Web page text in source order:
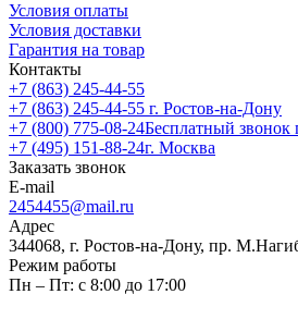
Условия оплаты
Условия доставки
Гарантия на товар
Контакты
+7 (863) 245-44-55
+7 (863) 245-44-55 г. Ростов-на-Дону
+7 (800) 775-08-24Бесплатный звонок
+7 (495) 151-88-24г. Москва
Заказать звонок
E-mail
2454455@mail.ru
Адрес
344068, г. Ростов-на-Дону, пр.
Режим работы
Пн – Пт: с 8:00 до 17:00